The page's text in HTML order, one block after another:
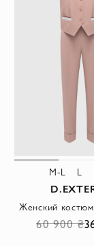
M-L L
60 900 ₴